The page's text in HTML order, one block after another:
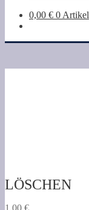
0,00 € 0 Artikel
LÖSCHEN
1,00 €